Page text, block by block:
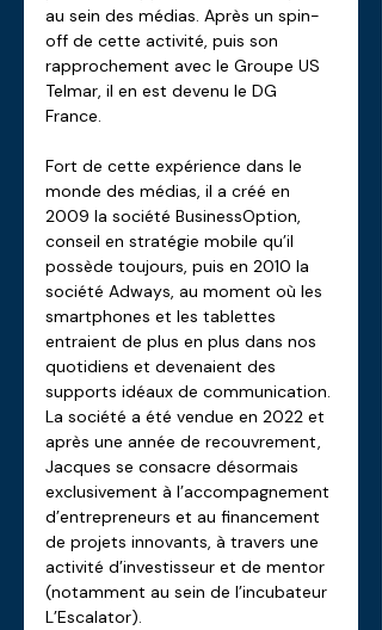
au sein des médias. Après un spin-
off de cette activité, puis son
rapprochement avec le Groupe US
Telmar, il en est devenu le DG
France.
Fort de cette expérience dans le
monde des médias, il a créé en
2009 la société BusinessOption,
conseil en stratégie mobile qu’il
possède toujours, puis en 2010 la
société Adways, au moment où les
smartphones et les tablettes
entraient de plus en plus dans nos
quotidiens et devenaient des
supports idéaux de communication.
La société a été vendue en 2022 et
après une année de recouvrement,
Jacques se consacre désormais
exclusivement à l’accompagnement
d’entrepreneurs et au financement
de projets innovants, à travers une
activité d’investisseur et de mentor
(notamment au sein de l’incubateur
L’Escalator).